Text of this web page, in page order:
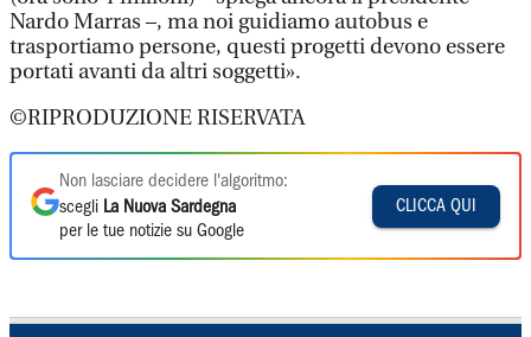
Nardo Marras –, ma noi guidiamo autobus e
trasportiamo persone, questi progetti devono essere
portati avanti da altri soggetti».
©RIPRODUZIONE RISERVATA
Non lasciare decidere l'algoritmo:
scegli La Nuova Sardegna
per le tue notizie su Google
CLICCA QUI